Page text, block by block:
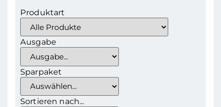
Produktart
Ausgabe
Sparpaket
Sortieren nach...